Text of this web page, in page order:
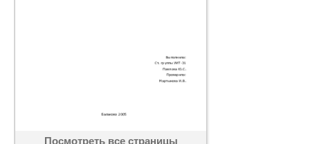
Посмотреть все страницы